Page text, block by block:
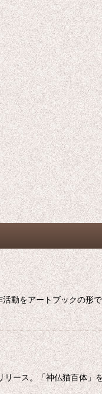
動をアートブックの形
ース。「神仏猫百体」